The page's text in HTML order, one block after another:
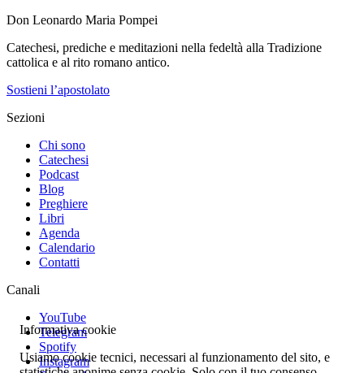
Don Leonardo Maria Pompei
Catechesi, prediche e meditazioni nella fedeltà alla Tradizione
cattolica e al rito romano antico.
Sostieni l’apostolato
Sezioni
Chi sono
Catechesi
Podcast
Blog
Preghiere
Libri
Agenda
Calendario
Contatti
Canali
YouTube
Telegram
Spotify
Instagram
Informativa cookie
Usiamo cookie tecnici, necessari al funzionamento del sito, e